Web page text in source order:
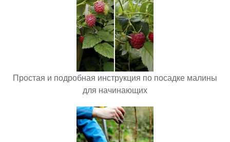
Простая и подробная инструкция по посадке малины
для начинающих